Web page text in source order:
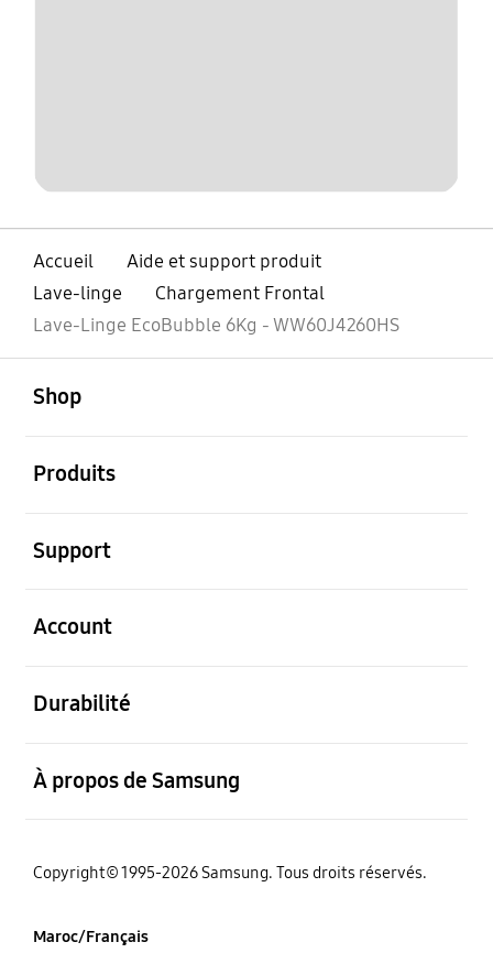
Accueil
Aide et support produit
Lave-linge
Chargement Frontal
Lave-Linge EcoBubble 6Kg - WW60J4260HS
Shop
Produits
Support
Account
Durabilité
À propos de Samsung
Copyright© 1995-2026 Samsung. Tous droits réservés.
Maroc/Français